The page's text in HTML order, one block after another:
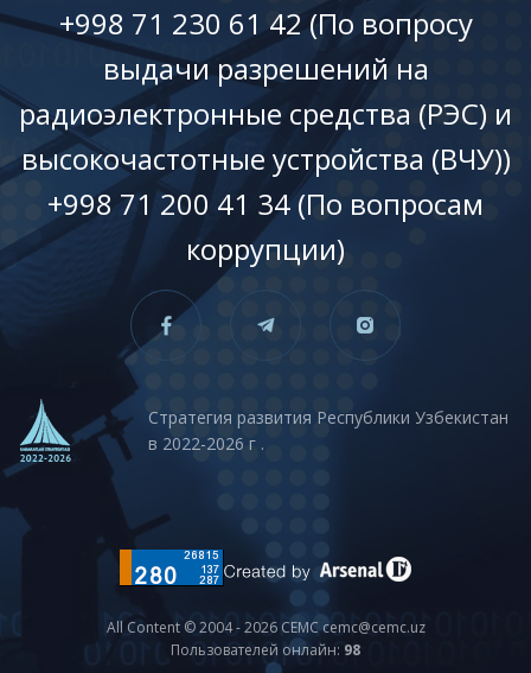
+998 71 230 61 42 (По вопросу
выдачи разрешений на
радиоэлектронные средства (РЭС) и
высокочастотные устройства (ВЧУ))
+998 71 200 41 34 (По вопросам
коррупции)
Стратегия развития Республики Узбекистан
в 2022-2026 г .
All Content © 2004 - 2026 CEMC cemc@cemc.uz
Пользователей онлайн: 98